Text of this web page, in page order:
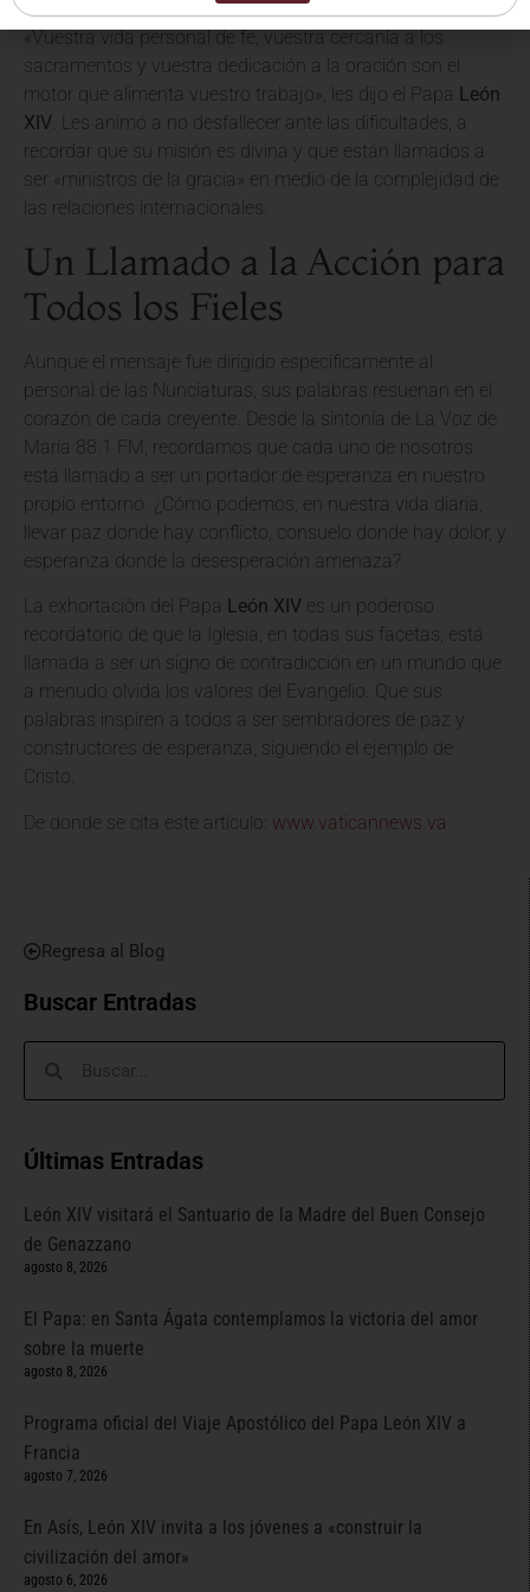
Regresa al Blog
Buscar Entradas
Últimas Entradas
León XIV visitará el Santuario de la Madre del Buen Consejo
de Genazzano
agosto 8, 2026
El Papa: en Santa Ágata contemplamos la victoria del amor
sobre la muerte
agosto 8, 2026
Programa oficial del Viaje Apostólico del Papa León XIV a
Francia
agosto 7, 2026
En Asís, León XIV invita a los jóvenes a «construir la
civilización del amor»
agosto 6, 2026
«Vuestra vida personal de fe, vuestra cercanía a los
sacramentos y vuestra dedicación a la oración son el
motor que alimenta vuestro trabajo», les dijo el Papa León
XIV . Les animó a no desfallecer ante las dificultades, a
recordar que su misión es divina y que están llamados a
ser «ministros de la gracia» en medio de la complejidad de
las relaciones internacionales.
Un Llamado a la Acción para
Todos los Fieles
Aunque el mensaje fue dirigido específicamente al
personal de las Nunciaturas, sus palabras resuenan en el
corazón de cada creyente. Desde la sintonía de La Voz de
María 88.1 FM, recordamos que cada uno de nosotros
está llamado a ser un portador de esperanza en nuestro
propio entorno. ¿Cómo podemos, en nuestra vida diaria,
llevar paz donde hay conflicto, consuelo donde hay dolor, y
esperanza donde la desesperación amenaza?
La exhortación del Papa León XIV es un poderoso
recordatorio de que la Iglesia, en todas sus facetas, está
llamada a ser un signo de contradicción en un mundo que
a menudo olvida los valores del Evangelio. Que sus
palabras inspiren a todos a ser sembradores de paz y
constructores de esperanza, siguiendo el ejemplo de
Cristo.
De donde se cita este artículo: www.vaticannews.va